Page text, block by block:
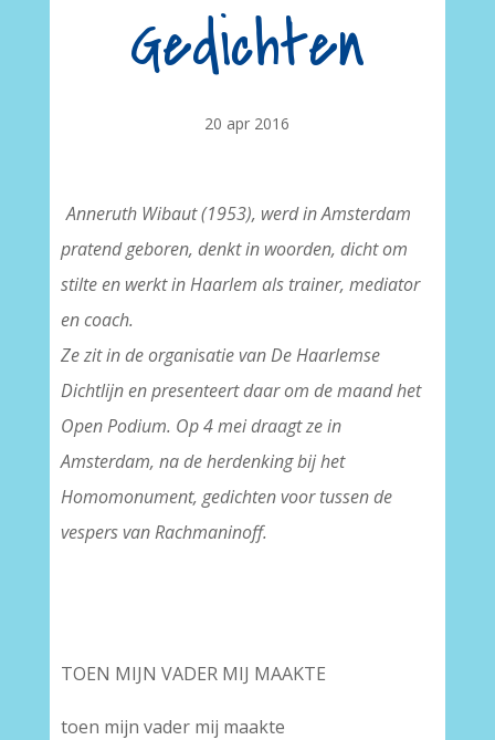
Gedichten
20 apr 2016
Anneruth Wibaut (1953), werd in Amsterdam
pratend geboren, denkt in woorden, dicht om
stilte en werkt in Haarlem als trainer, mediator
en coach.
Ze zit in de organisatie van De Haarlemse
Dichtlijn en presenteert daar om de maand het
Open Podium. Op 4 mei draagt ze in
Amsterdam, na de herdenking bij het
Homomonument, gedichten voor tussen de
vespers van Rachmaninoff.
TOEN MIJN VADER MIJ MAAKTE
toen mijn vader mij maakte